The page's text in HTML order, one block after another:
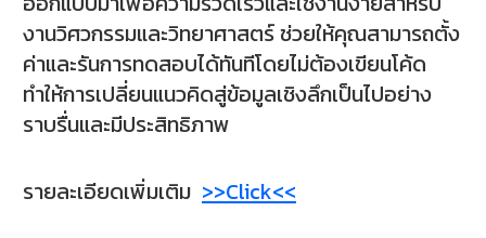
งานวิศวกรรมและวิทยาศาสตร์ ช่วยให้คุณสามารถตั้ง
ค่าและรันการทดสอบได้ทันทีโดยไม่ต้องเขียนโค้ด
ทำให้การเปลี่ยนแนวคิดสู่ข้อมูลเชิงลึกเป็นไปอย่าง
ราบรื่นและมีประสิทธิภาพ
รายละเอียดเพิ่มเติม >>Click<<